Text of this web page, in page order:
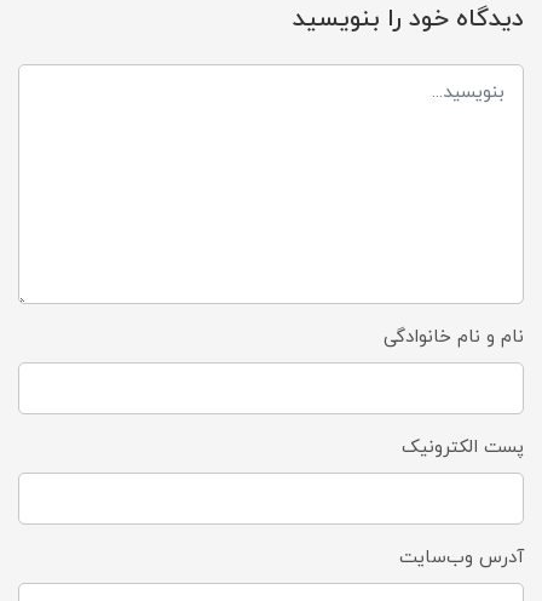
دیدگاه خود را بنویسید
نام و نام خانوادگی
پست الکترونیک
آدرس وب‌سایت